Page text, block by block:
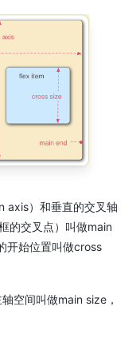
axis）和垂直的交叉轴
的交叉点）叫做main
开始位置叫做cross
空间叫做main size，